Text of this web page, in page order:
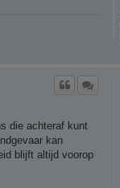
die achteraf kunt
kan
blijft altijd voorop